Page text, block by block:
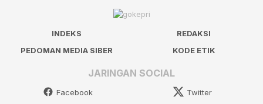
INDEKS
REDAKSI
PEDOMAN MEDIA SIBER
KODE ETIK
JARINGAN SOCIAL
Facebook
Twitter